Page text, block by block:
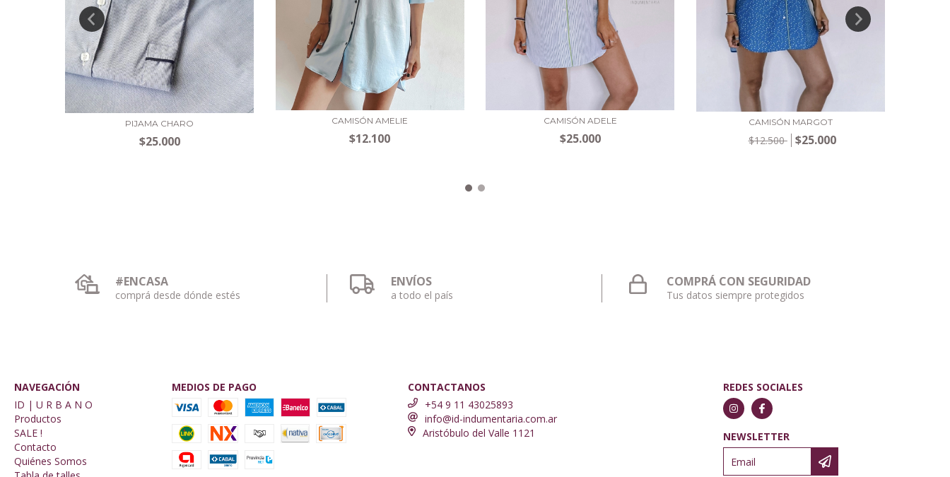
PIJAMA CHARO
$25.000
CAMISÓN AMELIE
$12.100
CAMISÓN ADELE
$25.000
CAMISÓN MARGOT
$12.500 $25.000
#ENCASA
comprá desde dónde estés
ENVÍOS
a todo el país
COMPRÁ CON SEGURIDAD
Tus datos siempre protegidos
NAVEGACIÓN
ID | U R B A N O
Productos
SALE !
Contacto
Quiénes Somos
MEDIOS DE PAGO
CONTACTANOS
+54 9 11 43025893
info@id-indumentaria.com.ar
Aristóbulo del Valle 1121
REDES SOCIALES
NEWSLETTER